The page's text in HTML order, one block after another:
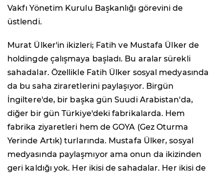
Vakfı Yönetim Kurulu Başkanlığı görevini de
üstlendi.
Murat Ülker'in ikizleri; Fatih ve Mustafa Ülker de
holdingde çalışmaya başladı. Bu aralar sürekli
sahadalar. Özellikle Fatih Ülker sosyal medyasında
da bu saha ziraretlerini paylaşıyor. Birgün
İngiltere'de, bir başka gün Suudi Arabistan'da,
diğer bir gün Türkiye'deki fabrikalarda. Hem
fabrika ziyaretleri hem de GOYA (Gez Oturma
Yerinde Artık) turlarında. Mustafa Ülker, sosyal
medyasında paylaşmıyor ama onun da ikizinden
geri kaldığı yok. Her ikisi de sahadalar. Her ikisi de